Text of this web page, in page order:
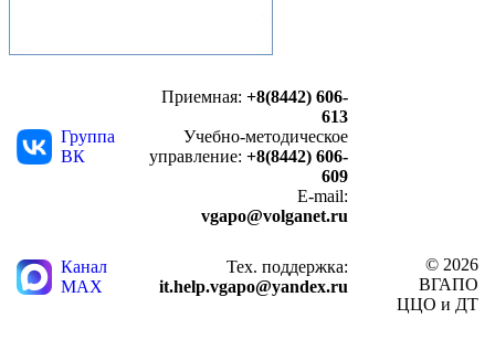
Группа
ВК
Приемная: +8(8442) 606-
613
Учебно-методическое
управление: +8(8442) 606-
609
E-mail:
vgapo@volganet.ru
Канал
MAX
Тех. поддержка:
it.help.vgapo@yandex.ru
© 2026
ВГАПО
ЦЦО и ДТ